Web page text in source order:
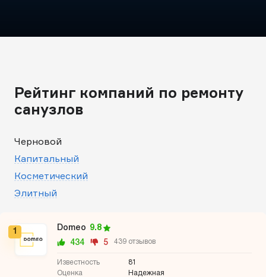
Рейтинг компаний по ремонту
санузлов
Черновой
Капитальный
Косметический
Элитный
1 Domeo 9.8
81
Надежная
434 5 439 отзывов